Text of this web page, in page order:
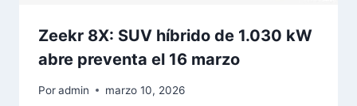
Zeekr 8X: SUV híbrido de 1.030 kW
abre preventa el 16 marzo
Poradmin marzo 10, 2026